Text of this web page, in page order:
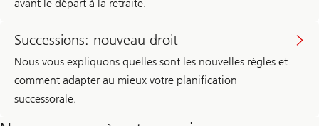
avant le départ à la retraite.
Successions: nouveau droit
Nous vous expliquons quelles sont les nouvelles règles et
comment adapter au mieux votre planification
successorale.